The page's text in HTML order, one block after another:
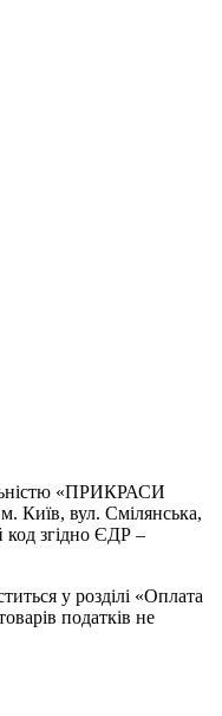
«ПРИКРАСИ
Київ, вул. Смілянська,
код згідно ЄДР –
у розділі «Оплата
податків не